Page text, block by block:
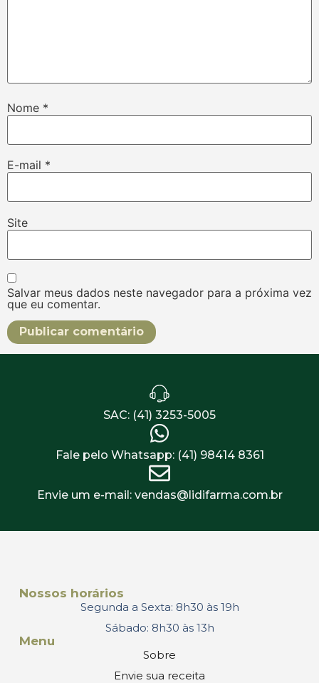
Nome *
E-mail *
Site
Salvar meus dados neste navegador para a próxima vez
que eu comentar.
SAC: (41) 3253-5005
Fale pelo Whatsapp: (41) 98414 8361
Envie um e-mail: vendas@lidifarma.com.br
Nossos horários
Segunda a Sexta: 8h30 às 19h
Sábado: 8h30 às 13h
Menu
Sobre
Envie sua receita